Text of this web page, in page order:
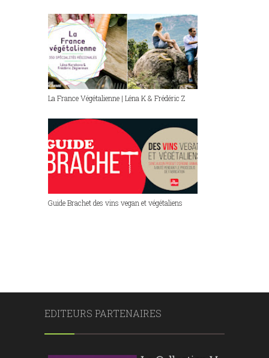
La France Végétalienne | Léna K & Frédéric Z
Guide Brachet des vins vegan et végétaliens
EDITEURS PARTENAIRES